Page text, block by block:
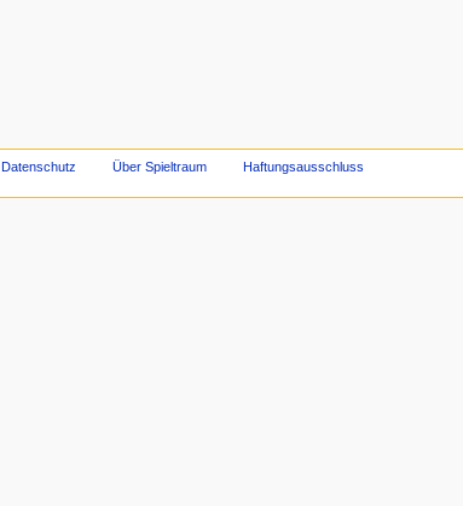
Datenschutz Über Spieltraum Haftungsausschluss